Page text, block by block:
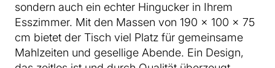
sondern auch ein echter Hingucker in Ihrem
Esszimmer. Mit den Massen von 190 × 100 × 75
cm bietet der Tisch viel Platz für gemeinsame
Mahlzeiten und gesellige Abende. Ein Design,